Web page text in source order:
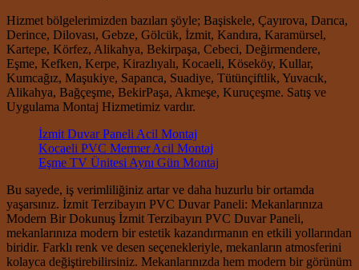
Hizmet bölgelerimizden bazıları şöyle; Başiskele, Çayırova, Darıca,
Derince, Dilovası, Gebze, Gölcük, İzmit, Kandıra, Karamürsel,
Kartepe, Körfez, Alikahya, Bekirpaşa, Cebeci, Değirmendere,
Eşme, Kefken, Kerpe, Kirazlıyalı, Kocaeli, Köseköy, Kullar,
Kumcağız, Maşukiye, Sapanca, Suadiye, Tütünçiftlik, Yuvacık,
Alikahya, Bağçeşme, BekirPaşa, Akmeşe, Kuruçeşme. Satış ve
Uygulama Montaj Hizmetimiz vardır.
İzmit Duvar Paneli Acil Montaj
Kocaeli PVC Mermer Acil Montaj
Eşme TV Ünitesi Aynı Gün Montaj
Bu sayede, iş verimliliğiniz artar ve daha huzurlu bir ortamda
yaşarsınız. İzmit Terzibayırı PVC Duvar Paneli: Mekanlarınıza
Modern Bir Dokunuş İzmit Terzibayırı PVC Duvar Paneli,
mekanlarınıza modern bir estetik kazandırmanın en etkili yollarından
biridir. Farklı renk ve desen seçenekleriyle, mekanların atmosferini
kolayca değiştirebilirsiniz. Mekanlarınızda hem modern bir görünüm